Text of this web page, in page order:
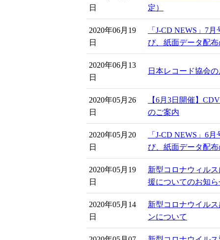
日
定）
2020年06月19
日
「J-CD NEWS」7
び、紙面データ配
2020年06月13
日
日本レコード協会
2020年05月26
日
【6月3日開催】
のご案内
2020年05月20
日
「J-CD NEWS」6
び、紙面データ配
2020年05月19
日
新型コロナウィル
援についてのお知ら
2020年05月14
日
新型コロナウイル
ンについて